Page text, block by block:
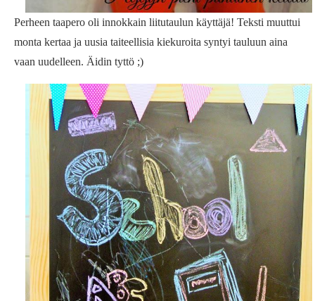
Perheen taapero oli innokkain liitutaulun käyttäjä! Teksti muuttui
monta kertaa ja uusia taiteellisia kiekuroita syntyi tauluun aina
vaan uudelleen. Äidin tyttö ;)